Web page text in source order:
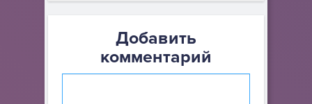
Добавить
комментарий